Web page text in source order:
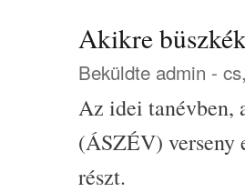
Akikre
Beküldte admin -
Az idei tanévben,
(ÁSZÉV) verseny
részt.